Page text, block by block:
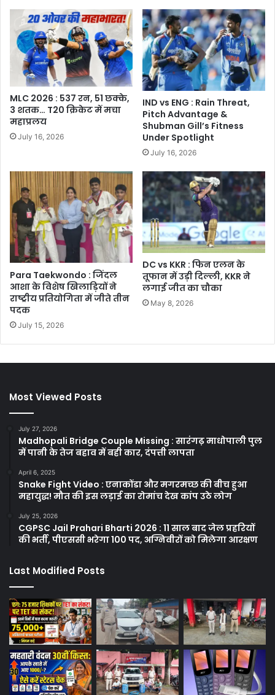
MLC 2026 : 537 रन, 51 छक्के,
3 शतक… T20 क्रिकेट में मचा
महाप्रलय
July 16, 2026
IND vs ENG : Rain Threat,
Pitch Advantage &
Shubman Gill’s Fitness
Under Spotlight
July 16, 2026
Para Taekwondo : जिंदल
आशा के विशेष खिलाड़ियों ने
राष्ट्रीय प्रतियोगिता में जीते तीन
पदक
July 15, 2026
DC vs KKR : फिन एलन के
तूफान में उड़ी दिल्ली, KKR ने
लगाई जीत का चौका
May 8, 2026
Most Viewed Posts
July 27, 2026
Madhopali Bridge Couple Missing : सारंगढ़ माधोपाली पुल
में पानी के तेज बहाव में बही कार, दंपत्ती लापता
April 6, 2025
Snake Fight Video : एनाकोंडा और मगरमच्छ की बीच हुआ
महायुद्ध! मौत की इस लड़ाई का रोमांच देख कांप उठे लोग
July 25, 2026
CGPSC Jail Prahari Bharti 2026 : 11 साल बाद जेल प्रहरियों
की भर्ती, पीएससी भरेगा 100 पद, अग्निवीरों को मिलेगा आरक्षण
Last Modified Posts